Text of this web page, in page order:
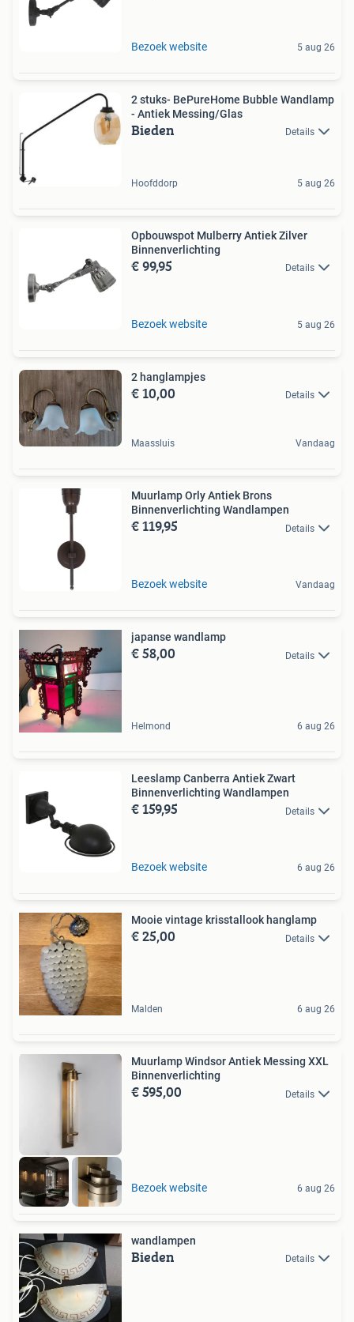
Bezoek website 5 aug 26
2 stuks- BePureHome Bubble Wandlamp
- Antiek Messing/Glas
Bieden Details
Hoofddorp 5 aug 26
Opbouwspot Mulberry Antiek Zilver
Binnenverlichting
€ 99,95 Details
Bezoek website 5 aug 26
2 hanglampjes
€ 10,00 Details
Maassluis Vandaag
Muurlamp Orly Antiek Brons
Binnenverlichting Wandlampen
€ 119,95 Details
Bezoek website Vandaag
japanse wandlamp
€ 58,00 Details
Helmond 6 aug 26
Leeslamp Canberra Antiek Zwart
Binnenverlichting Wandlampen
€ 159,95 Details
Bezoek website 6 aug 26
Mooie vintage krisstallook hanglamp
€ 25,00 Details
Malden 6 aug 26
Muurlamp Windsor Antiek Messing XXL
Binnenverlichting
€ 595,00 Details
Bezoek website 6 aug 26
wandlampen
Bieden Details